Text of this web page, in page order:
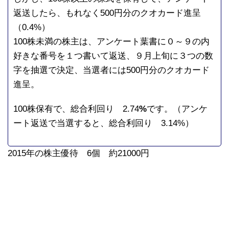
返送したら、もれなく500円分のクオカード進呈
（0.4%）
100株未満の株主は、アンケート葉書に０～９の内
好きな番号を１つ書いて返送、９月上旬に３つの数
字を抽選で決定、当選者には500円分のクオカード
進呈。
100株保有で、総合利回り 2.74%です。（アンケ
ート返送で当選すると、総合利回り 3.14%）
2015年の株主優待 6個 約21000円